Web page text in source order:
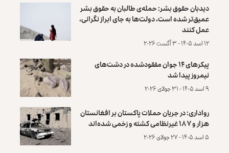
دیدبان حقوق بشر: حمله‌ی طالبان به حقوق بشر
عمیق‌تر شده است، دولت‌ها به جای ابراز نگرانی،
عمل کنند
۱۲ اسد ۱۴۰۵ - ۳ آگست ۲۰۲۶
پیکرهای ۱۴ جوان مفقودشده در دشت‌های
نیمروز پیدا شد
۹ اسد ۱۴۰۵ - ۳۱ جولای ۲۰۲۶
رواداری: در جریان حملات پاکستان بر افغانستان
هزار و ۱۸۷ غیرنظامی کشته و زخمی شده‌اند
۵ اسد ۱۴۰۵ - ۲۷ جولای ۲۰۲۶